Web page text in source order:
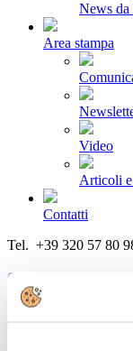
News
Area stampa
Video
Articoli
Contatti
Tel. +39 320 57 80
Come aderire
Login